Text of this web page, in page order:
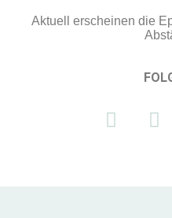
Aktuell erscheinen die